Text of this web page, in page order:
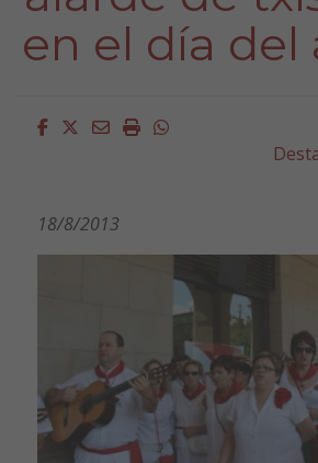
en el día del
Facebook
Twitter
EmailImprimirWhatsapp
18/8/2013